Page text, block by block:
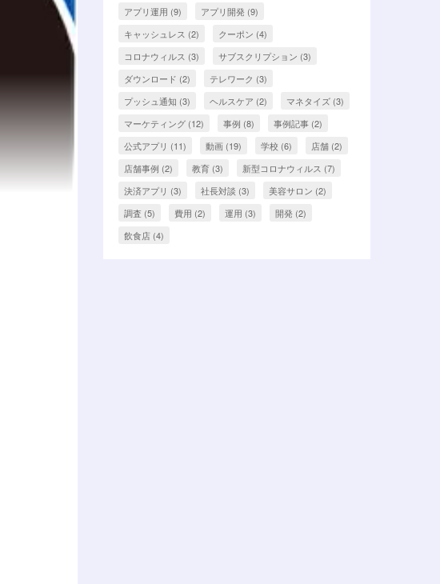
アプリ運用 (9) アプリ開発(9)
キャッシュレス (2) クーポン (4)
コロナウィルス (3) サブスクリプション (3)
ダウンロード (2) テレワーク (3)
プッシュ通知 (3) ヘルスケア (2) マネタイズ(3)
マーケティング(12) 事例 (8) 事例記事(2)
公式アプリ (11) 動画(19) 学校(6) 店舗(2)
店舗事例 (2) 教育(3) 新型コロナウィルス (7)
決済アプリ (3) 社長対談 (3) 美容サロン (2)
調査 (5) 費用 (2) 運用 (3) 開発(2)
飲食店(4)